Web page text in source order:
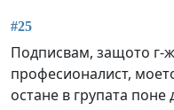
#25
Подписвам, защото г-
професионалист,
остане в групата